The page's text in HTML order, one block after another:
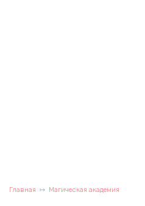
Главная Магическая академия